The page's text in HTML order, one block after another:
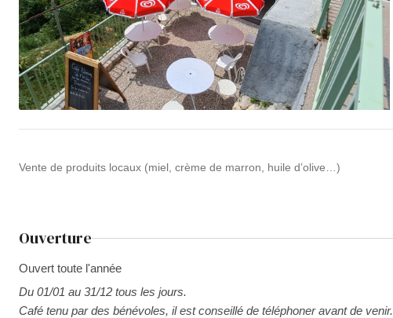
Vente de produits locaux (miel, crème de marron, huile d’olive…)
Ouverture
Ouvert toute l'année
Du 01/01 au 31/12 tous les jours.
Café tenu par des bénévoles, il est conseillé de téléphoner avant de venir.